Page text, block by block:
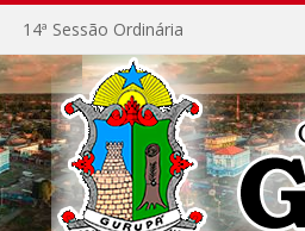
14ª Sessão Ordinária